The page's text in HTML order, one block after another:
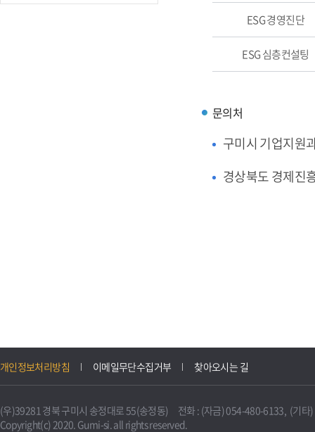
ESG 경영진단
ESG 심층컨설팅
문의처
구미시 기업지원
경상북도 경제진
개인정보처리방침 이메일무단수집거부 찾아오시는 길
(우)39281 경북 구미시 송정대로 55(송정동) 전화 : (자금) 054-480-6133, (기타
Copyright(c) 2020. Gumi-si. all rights reserved.